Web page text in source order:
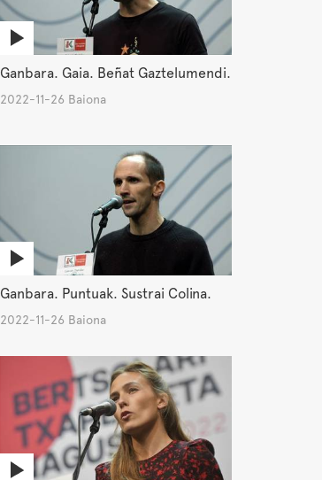
Ganbara. Gaia. Beñat Gaztelumendi.
2022-11-26 Baiona
Ganbara. Puntuak. Sustrai Colina.
2022-11-26 Baiona